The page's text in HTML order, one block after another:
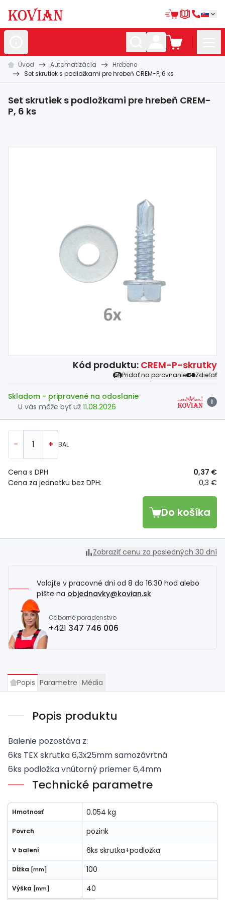
Nerezovépolotovary
Kované polotovary
Bránovésystémy
materiál
Úvod Automatizácia
Hrebene
Set skrutiek s podložkami pre hrebeň CREM-P, 6 ks
Set skrutiek s podložkami pre hrebeň CREM-
P, 6 ks
Kód produktu: CREM-P-skrutky
Pridať na porovnanie Zdieľať
Skladom - pripravené na odoslanie
U vás môže byť už 11.08.2026
i
- + BAL
Cena za jednotku bez DPH: 0,3 €
Cena s DPH 0,37 €
Do košíka
Zobraziť cenu za posledných 30 dní
Volajte v pracovné dni od 8 do 16.30 hod alebo
píšte na objednavky@kovian.sk
Odborné poradenstvo
+421 347 746 006
Popis Parametre Média
Popis produktu
Balenie pozostáva z:
6ks TEX skrutka 6,3x25mm samozávrtná
6ks podložka vnútorný priemer 6,4mm
Technické parametre
Hmotnosť 0.054 kg
Povrch pozink
V balení 6ks skrutka+podložka
Dĺžka [mm] 100
Výška [mm] 40